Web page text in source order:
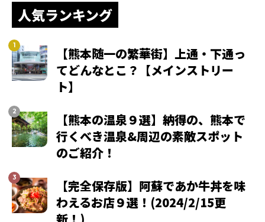
人気ランキング
【熊本随一の繁華街】上通・下通っ
てどんなとこ？【メインストリー
ト】
【熊本の温泉９選】納得の、熊本で
行くべき温泉&周辺の素敵スポット
のご紹介！
【完全保存版】阿蘇であか牛丼を味
わえるお店９選！(2024/2/15更